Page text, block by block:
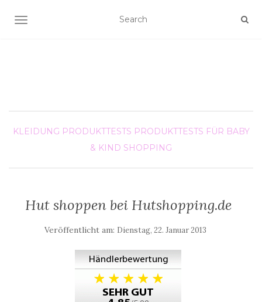
SCHALTE NAVIGATION
KLEIDUNG PRODUKTTESTS PRODUKTTESTS FÜR BABY
& KIND SHOPPING
Hut shoppen bei Hutshopping.de
Veröffentlicht am: Dienstag, 22. Januar 2013